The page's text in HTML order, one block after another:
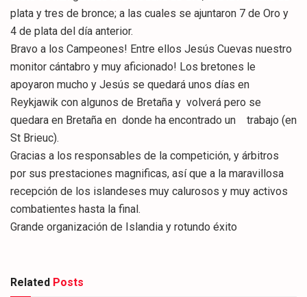
plata y tres de bronce; a las cuales se ajuntaron 7 de Oro y
4 de plata del día anterior.
Bravo a los Campeones! Entre ellos Jesús Cuevas nuestro
monitor cántabro y muy aficionado! Los bretones le
apoyaron mucho y Jesús se quedará unos días en
Reykjawik con algunos de Bretaña y volverá pero se
quedara en Bretaña en donde ha encontrado un trabajo (en
St Brieuc).
Gracias a los responsables de la competición, y árbitros
por sus prestaciones magnificas, así que a la maravillosa
recepción de los islandeses muy calurosos y muy activos
combatientes hasta la final.
Grande organización de Islandia y rotundo éxito
Related Posts